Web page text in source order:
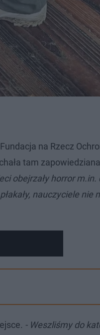
na Rzecz
tam zapowiedziana
obejrzały horror m.in.
nauczyciele nie
- Weszliśmy do